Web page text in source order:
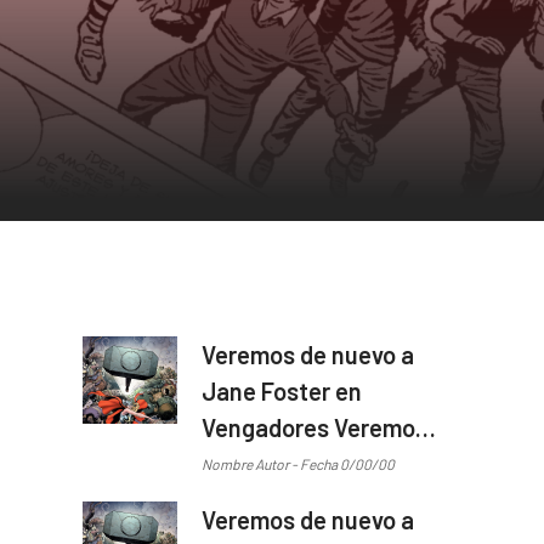
Veremos de nuevo a
Jane Foster en
Vengadores Veremos
de nuevo a Jane
...
Nombre Autor - Fecha 0/00/00
Veremos de nuevo a